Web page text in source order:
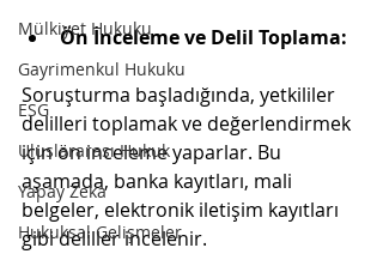
Mülkiyet Hukuku
Gayrimenkul Hukuku
ESG
Uluslararası Hukuk
Yapay Zeka
Hukuksal Gelişmeler
Ön İnceleme ve Delil Toplama:
Soruşturma başladığında, yetkililer
delilleri toplamak ve değerlendirmek
için ön inceleme yaparlar. Bu
aşamada, banka kayıtları, mali
belgeler, elektronik iletişim kayıtları
gibi deliller incelenir.